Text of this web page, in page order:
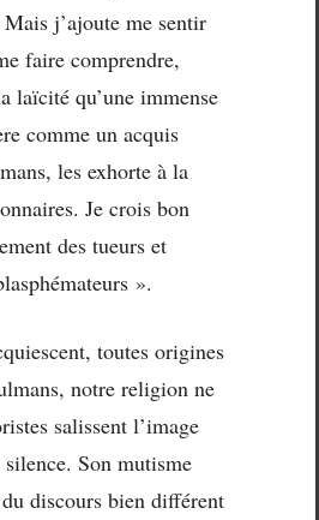
j’ajoute me sentir
faire comprendre,
laïcité qu’une immense
comme un acquis
les exhorte à la
Je crois bon
des tueurs et
».
toutes origines
notre religion ne
salissent l’image
Son mutisme
discours bien différent